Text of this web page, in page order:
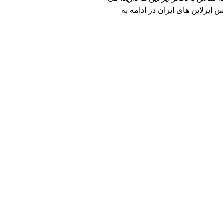
های ایران در ادامه به